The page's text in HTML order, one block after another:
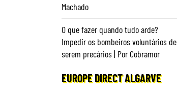
Machado
O que fazer quando tudo arde?
Impedir os bombeiros voluntários de
serem precários | Por Cobramor
EUROPE DIRECT ALGARVE